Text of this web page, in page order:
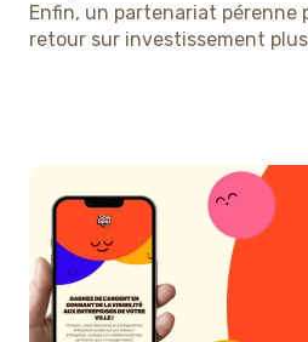
Enfin, un partenariat pérenne
retour sur investissement